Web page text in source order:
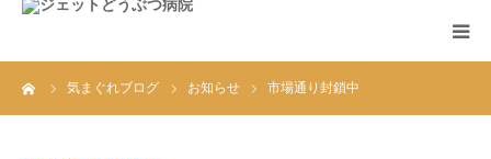
気まぐれブログ お知らせ 市場通り封鎖中
ホーム